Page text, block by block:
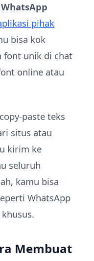
pihak
bisa kok
font unik di chat
online atau
paste teks
situs atau
kirim ke
seluruh
kamu bisa
WhatsApp
Membuat